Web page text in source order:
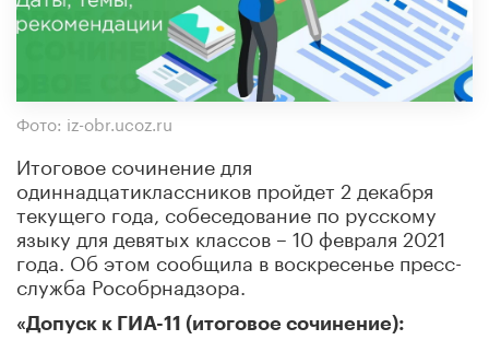
Фото: iz-obr.ucoz.ru
Итоговое сочинение для
одиннадцатиклассников пройдет 2 декабря
текущего года, собеседование по русскому
языку для девятых классов – 10 февраля 2021
года. Об этом сообщила в воскресенье пресс-
служба Рособрнадзора.
«Допуск к ГИА-11 (итоговое сочинение):